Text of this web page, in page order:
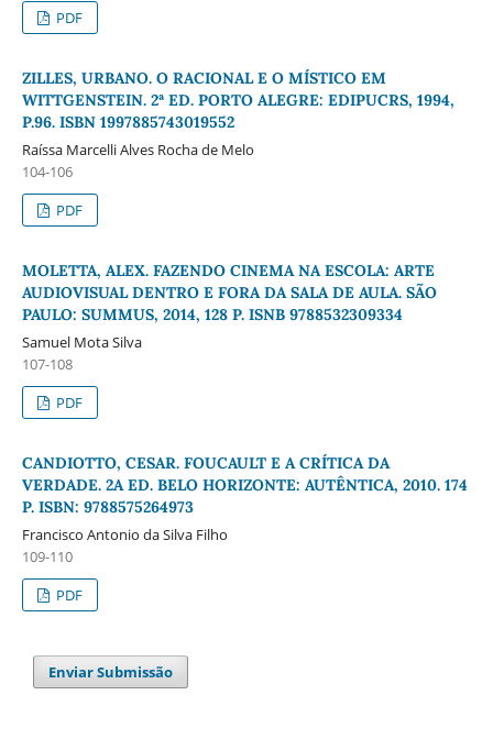
PDF
ZILLES, URBANO. O RACIONAL E O MÍSTICO EM
WITTGENSTEIN. 2ª ED. PORTO ALEGRE: EDIPUCRS, 1994,
P.96. ISBN 1997885743019552
Raíssa Marcelli Alves Rocha de Melo
104-106
PDF
MOLETTA, ALEX. FAZENDO CINEMA NA ESCOLA: ARTE
AUDIOVISUAL DENTRO E FORA DA SALA DE AULA. SÃO
PAULO: SUMMUS, 2014, 128 P. ISNB 9788532309334
Samuel Mota Silva
107-108
PDF
CANDIOTTO, CESAR. FOUCAULT E A CRÍTICA DA
VERDADE. 2A ED. BELO HORIZONTE: AUTÊNTICA, 2010. 174
P. ISBN: 9788575264973
Francisco Antonio da Silva Filho
109-110
PDF
Enviar Submissão